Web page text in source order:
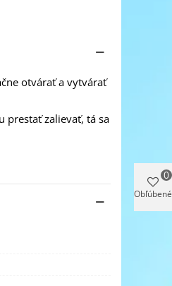
otvárať a vytvárať
prestať zalievať, tá sa
Obľúbené
0